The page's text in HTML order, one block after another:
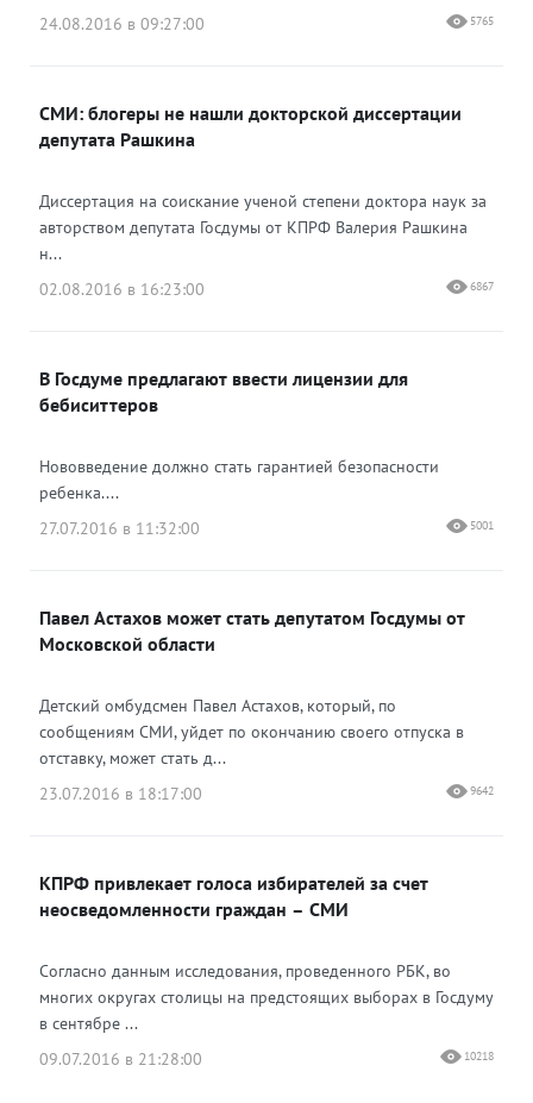
24.08.2016 в 09:27:00
5765
СМИ: блогеры не нашли докторской диссертации
депутата Рашкина
Диссертация на соискание ученой степени доктора наук за
авторством депутата Госдумы от КПРФ Валерия Рашкина
н...
02.08.2016 в 16:23:00
6867
В Госдуме предлагают ввести лицензии для
бебиситтеров
Нововведение должно стать гарантией безопасности
ребенка....
27.07.2016 в 11:32:00
5001
Павел Астахов может стать депутатом Госдумы от
Московской области
Детский омбудсмен Павел Астахов, который, по
сообщениям СМИ, уйдет по окончанию своего отпуска в
отставку, может стать д...
23.07.2016 в 18:17:00
9642
КПРФ привлекает голоса избирателей за счет
неосведомленности граждан – СМИ
Согласно данным исследования, проведенного РБК, во
многих округах столицы на предстоящих выборах в Госдуму
в сентябре ...
09.07.2016 в 21:28:00
10218